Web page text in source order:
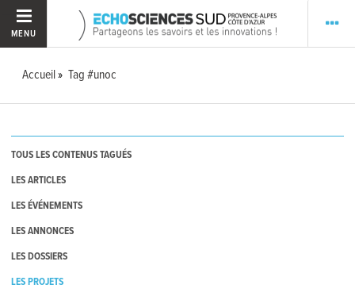
MENU
Accueil Tag #unoc
TOUS LES CONTENUS TAGUÉS
LES ARTICLES
LES ÉVÉNEMENTS
LES ANNONCES
LES DOSSIERS
LES PROJETS